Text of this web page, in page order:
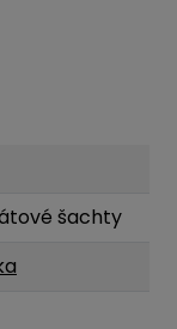
šachty